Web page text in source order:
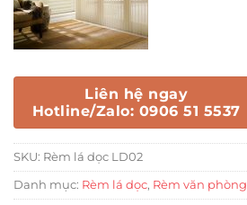
Liên hệ ngay
Hotline/Zalo: 0906 51 5537
SKU: Rèm lá dọc LD02
Danh mục: Rèm lá dọc, Rèm văn phòng